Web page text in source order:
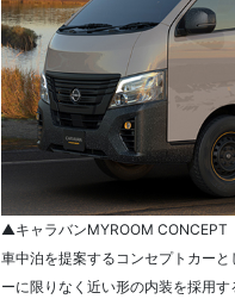
▲キャラバンMYROOM CONCEPT
車中泊を提案するコンセプトカー
ーに限りなく近い形の内装を採用す